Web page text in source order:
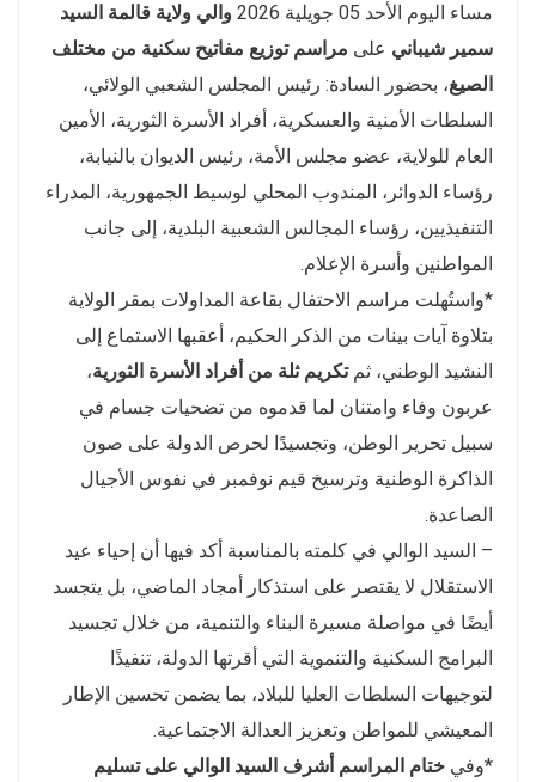
مساء اليوم الأحد 05 جويلية 2026
والي ولاية قالمة السيد
سمير شيباني على مراسم توزيع مفاتيح سكنية من مختلف
الصيغ، بحضور السادة: رئيس المجلس الشعبي الولائي،
السلطات الأمنية والعسكرية، أفراد الأسرة الثورية، الأمين
العام للولاية، عضو مجلس الأمة، رئيس الديوان بالنيابة،
رؤساء الدوائر، المندوب المحلي لوسيط الجمهورية، المدراء
التنفيذيين، رؤساء المجالس الشعبية البلدية، إلى جانب
المواطنين وأسرة الإعلام.
*واستُهلت مراسم الاحتفال بقاعة المداولات بمقر الولاية
بتلاوة آيات بينات من الذكر الحكيم، أعقبها الاستماع إلى
النشيد الوطني، ثمتكريم ثلة من أفراد الأسرة الثورية،
عربون وفاء وامتنان لما قدموه من تضحيات جسام في
سبيل تحرير الوطن، وتجسيدًا لحرص الدولة على صون
الذاكرة الوطنية وترسيخ قيم نوفمبر في نفوس الأجيال
الصاعدة.
– السيد الوالي في كلمته بالمناسبة أكد فيها أن إحياء عيد
الاستقلال لا يقتصر على استذكار أمجاد الماضي، بل يتجسد
أيضًا في مواصلة مسيرة البناء والتنمية، من خلال تجسيد
البرامج السكنية والتنموية التي أقرتها الدولة، تنفيذًا
لتوجيهات السلطات العليا للبلاد، بما يضمن تحسين الإطار
المعيشي للمواطن وتعزيز العدالة الاجتماعية.
*وفي ختام المراسم أشرف السيد الوالي على تسليم